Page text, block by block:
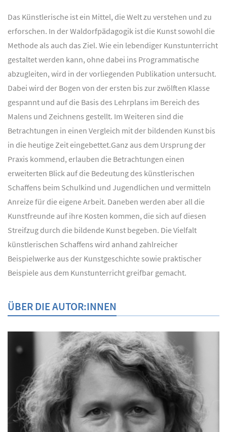
Das Künstlerische ist ein Mittel, die Welt zu verstehen und zu
erforschen. In der Waldorfpädagogik ist die Kunst sowohl die
Methode als auch das Ziel. Wie ein lebendiger Kunstunterricht
gestaltet werden kann, ohne dabei ins Programmatische
abzugleiten, wird in der vorliegenden Publikation untersucht.
Dabei wird der Bogen von der ersten bis zur zwölften Klasse
gespannt und auf die Basis des Lehrplans im Bereich des
Malens und Zeichnens gestellt. Im Weiteren sind die
Betrachtungen in einen Vergleich mit der bildenden Kunst bis
in die heutige Zeit eingebettet.Ganz aus dem Ursprung der
Praxis kommend, erlauben die Betrachtungen einen
erweiterten Blick auf die Bedeutung des künstlerischen
Schaffens beim Schulkind und Jugendlichen und vermitteln
Anreize für die eigene Arbeit. Daneben werden aber all die
Kunstfreunde auf ihre Kosten kommen, die sich auf diesen
Streifzug durch die bildende Kunst begeben. Die Vielfalt
künstlerischen Schaffens wird anhand zahlreicher
Beispielwerke aus der Kunstgeschichte sowie praktischer
Beispiele aus dem Kunstunterricht greifbar gemacht.
ÜBER DIE AUTOR:INNEN